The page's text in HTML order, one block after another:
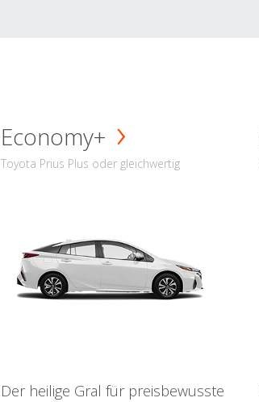
Economy+
Toyota Prius Plus oder gleichwertig
Der heilige Gral für preisbewusste